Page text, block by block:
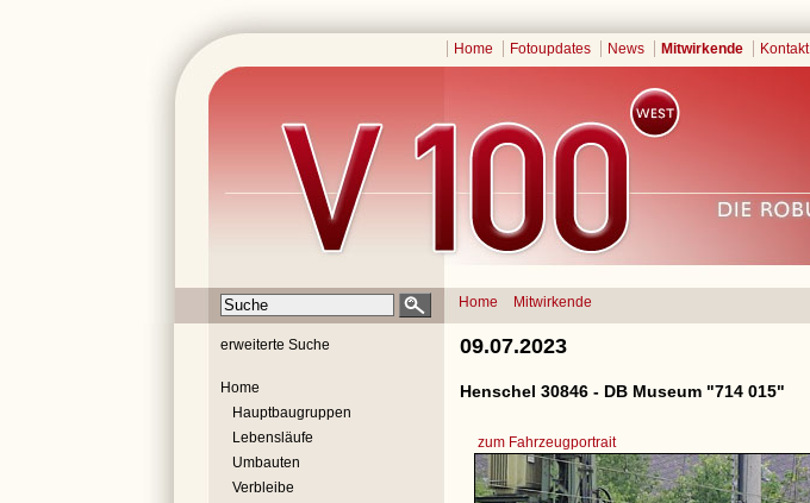
Home Fotoupdates News Mitwirkende Kontakt
Home Mitwirkende
erweiterte Suche
Home
Hauptbaugruppen
Lebensläufe
Umbauten
Verbleibe
09.07.2023
Henschel 30846 - DB Museum "714 015"
zum Fahrzeugportrait